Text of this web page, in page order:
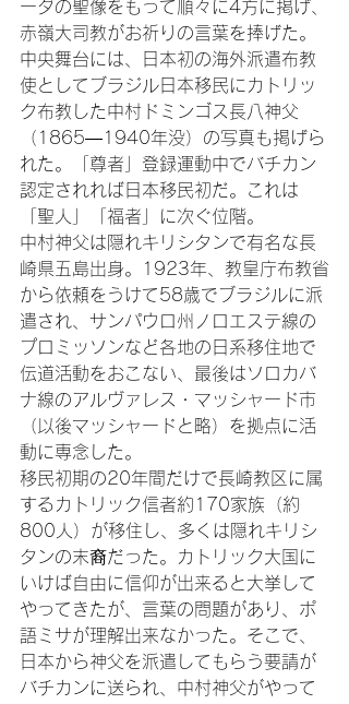
ーダの聖像をもって順々に4方に掲げ、
赤嶺大司教がお祈りの言葉を捧げた。
中央舞台には、日本初の海外派遣布教
使としてブラジル日本移民にカトリッ
ク布教した中村ドミンゴス長八神父
（1865―1940年没）の写真も掲げら
れた。「尊者」登録運動中でバチカン
認定されれば日本移民初だ。これは
「聖人」「福者」に次ぐ位階。
中村神父は隠れキリシタンで有名な長
崎県五島出身。1923年、教皇庁布教省
から依頼をうけて58歳でブラジルに派
遣され、サンパウロ州ノロエステ線の
プロミッソンなど各地の日系移住地で
伝道活動をおこない、最後はソロカバ
ナ線のアルヴァレス・マッシャード市
（以後マッシャードと略）を拠点に活
動に専念した。
移民初期の20年間だけで長崎教区に属
するカトリック信者約170家族（約
800人）が移住し、多くは隠れキリシ
タンの末裔だった。カトリック大国に
いけば自由に信仰が出来ると大挙して
やってきたが、言葉の問題があり、ポ
語ミサが理解出来なかった。そこで、
日本から神父を派遣してもらう要請が
バチカンに送られ、中村神父がやって